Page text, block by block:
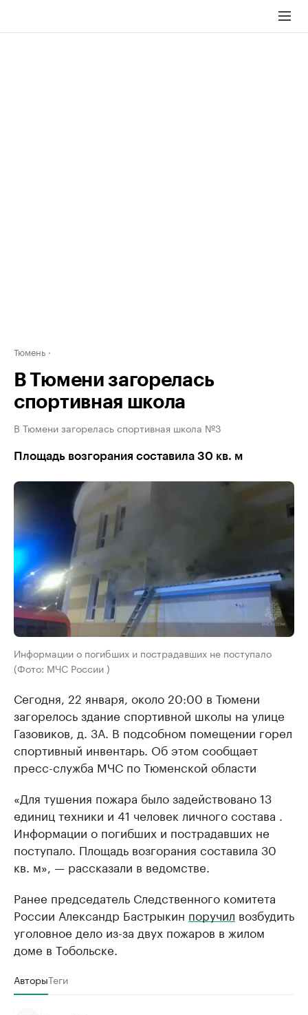
Тюмень
В Тюмени загорелась
спортивная школа
В Тюмени загорелась спортивная школа №3
Площадь возгорания составила 30 кв. м
Информации о погибших и пострадавших не поступало
(Фото: МЧС России )
Сегодня, 22 января, около 20:00 в Тюмени
загорелось здание спортивной школы на улице
Газовиков, д. 3А. В подсобном помещении горел
спортивный инвентарь. Об этом сообщает
пресс-служба МЧС по Тюменской области
«Для тушения пожара было задействовано 13
единиц техники и 41 человек личного состава .
Информации о погибших и пострадавших не
поступало. Площадь возгорания составила 30
кв. м», — рассказали в ведомстве.
Ранее председатель Следственного комитета
России Александр Бастрыкин поручил возбудить
уголовное дело из-за двух пожаров в жилом
доме в Тобольске.
АвторыТеги